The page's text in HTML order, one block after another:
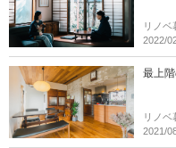
リノベ
2022/
最上
リノベ
2021/